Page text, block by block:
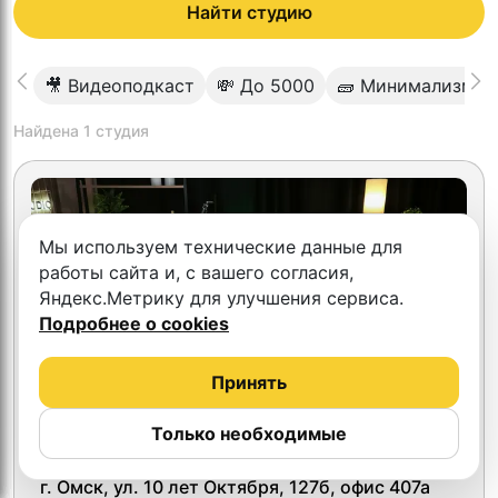
Найти студию
🎥 Видеоподкаст 💸 До 5000 🧱 Минимализм
Найдена 1 студия
ВИДЕОСТУДИЯ ОМСК 5.0
г. Омск, ул. 10 лет Октября, 127б, офис 407а
Мы используем технические данные для
работы сайта и, с вашего согласия,
Яндекс.Метрику для улучшения сервиса.
Подробнее о cookies
Только необходимые
Принять